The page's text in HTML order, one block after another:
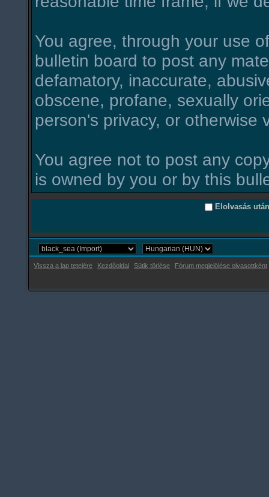
You agree, through your use
bulletin board to post any
defamatory, inaccurate,
obscene, profane, sexually
person's privacy, or otherwise
You agree not to post any
is owned by you or by this
Elolvasás
Vissza a lap tetejére Kezdőoldal Sütik törlése Fórum megjelölése olvasottként